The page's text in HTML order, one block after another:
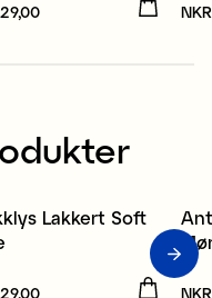
NKR 129,00
Lakkert Soft